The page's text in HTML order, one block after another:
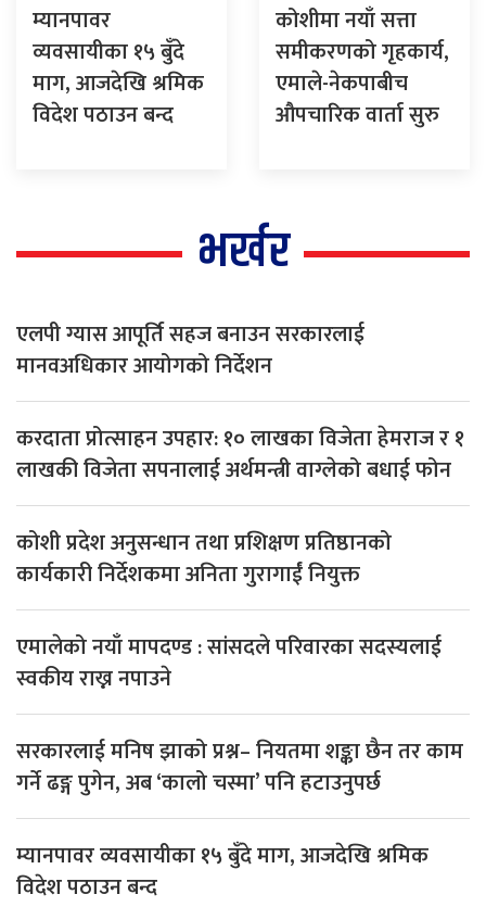
म्यानपावर
व्यवसायीका १५ बुँदे
माग, आजदेखि श्रमिक
विदेश पठाउन बन्द
कोशीमा नयाँ सत्ता
समीकरणको गृहकार्य,
एमाले-नेकपाबीच
औपचारिक वार्ता सुरु
भर्खर
एलपी ग्यास आपूर्ति सहज बनाउन सरकारलाई
मानवअधिकार आयोगको निर्देशन
करदाता प्रोत्साहन उपहार: १० लाखका विजेता हेमराज र १
लाखकी विजेता सपनालाई अर्थमन्त्री वाग्लेको बधाई फोन
कोशी प्रदेश अनुसन्धान तथा प्रशिक्षण प्रतिष्ठानको
कार्यकारी निर्देशकमा अनिता गुरागाईं नियुक्त
एमालेको नयाँ मापदण्ड : सांसदले परिवारका सदस्यलाई
स्वकीय राख्न नपाउने
सरकारलाई मनिष झाको प्रश्न– नियतमा शङ्का छैन तर काम
गर्ने ढङ्ग पुगेन, अब ‘कालो चस्मा’ पनि हटाउनुपर्छ
म्यानपावर व्यवसायीका १५ बुँदे माग, आजदेखि श्रमिक
विदेश पठाउन बन्द